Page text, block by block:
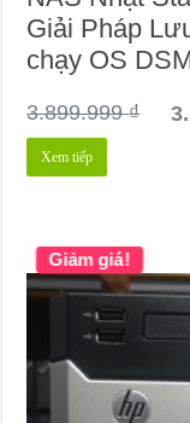
Giải Pháp
chạy OS
3.899.999₫
Giá
Xem tiếp
Giảm giá!